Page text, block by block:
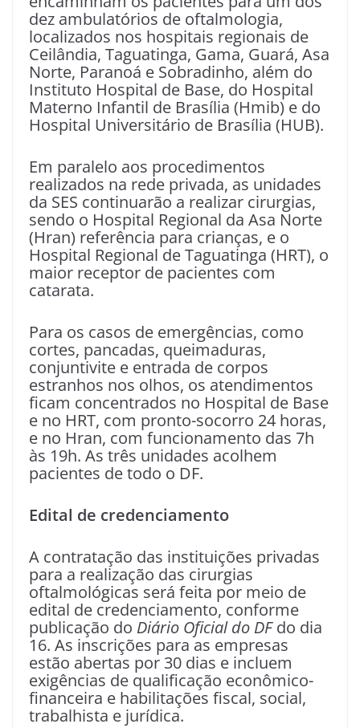
dez ambulatórios de oftalmologia,
localizados nos hospitais regionais de
Ceilândia, Taguatinga, Gama, Guará, Asa
Norte, Paranoá e Sobradinho, além do
Instituto Hospital de Base, do Hospital
Materno Infantil de Brasília (Hmib) e do
Hospital Universitário de Brasília (HUB).
Em paralelo aos procedimentos
realizados na rede privada, as unidades
da SES continuarão a realizar cirurgias,
sendo o Hospital Regional da Asa Norte
(Hran) referência para crianças, e o
Hospital Regional de Taguatinga (HRT), o
maior receptor de pacientes com
catarata.
Para os casos de emergências, como
cortes, pancadas, queimaduras,
conjuntivite e entrada de corpos
estranhos nos olhos, os atendimentos
ficam concentrados no Hospital de Base
e no HRT, com pronto-socorro 24 horas,
e no Hran, com funcionamento das 7h
às 19h. As três unidades acolhem
pacientes de todo o DF.
Edital de credenciamento
A contratação das instituições privadas
para a realização das cirurgias
oftalmológicas será feita por meio de
edital de credenciamento, conforme
publicação do Diário Oficial do DFdo dia
16. As inscrições para as empresas
estão abertas por 30 dias e incluem
exigências de qualificação econômico-
financeira e habilitações fiscal, social,
trabalhista e jurídica.